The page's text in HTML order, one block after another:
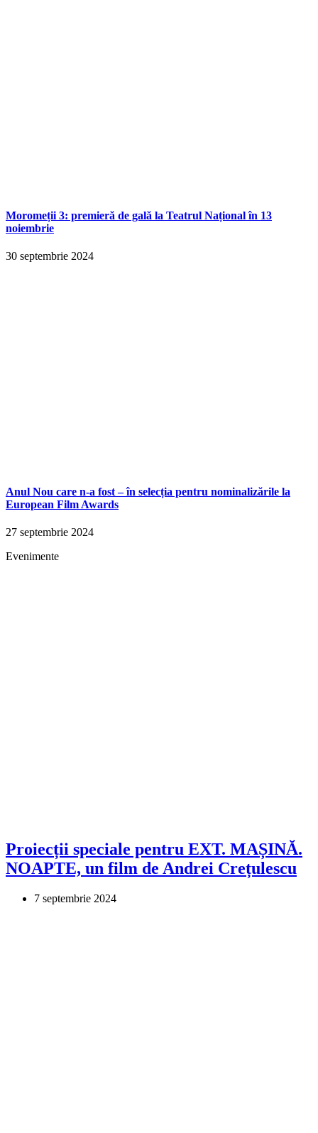
Moromeții 3: premieră de gală la Teatrul Național în 13
noiembrie
30 septembrie 2024
Anul Nou care n-a fost – în selecția pentru nominalizările la
European Film Awards
27 septembrie 2024
Evenimente
Proiecții speciale pentru EXT. MAȘINĂ.
NOAPTE, un film de Andrei Crețulescu
7 septembrie 2024